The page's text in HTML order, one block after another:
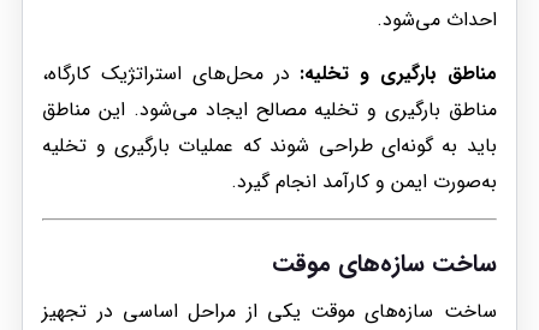
احداث می‌شود.
مناطق بارگیری و تخلیه: در محل‌های استراتژیک کارگاه،
مناطق بارگیری و تخلیه مصالح ایجاد می‌شود. این مناطق
باید به گونه‌ای طراحی شوند که عملیات بارگیری و تخلیه
به‌صورت ایمن و کارآمد انجام گیرد.
ساخت سازه‌های موقت
ساخت سازه‌های موقت یکی از مراحل اساسی در تجهیز